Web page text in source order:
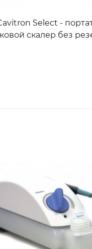
Select -
скалер без